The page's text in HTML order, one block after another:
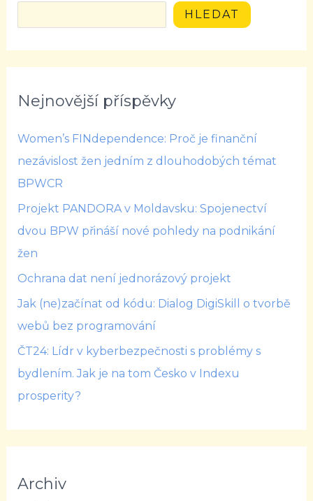
HLEDAT
Nejnovější příspěvky
Women’s FINdependence: Proč je finanční
nezávislost žen jedním z dlouhodobých témat
BPWCR
Projekt PANDORA v Moldavsku: Spojenectví
dvou BPW přináší nové pohledy na podnikání
žen
Ochrana dat není jednorázový projekt
Jak (ne)začínat od kódu: Dialog DigiSkill o tvorbě
webů bez programování
ČT24: Lídr v kyberbezpečnosti s problémy s
bydlením. Jak je na tom Česko v Indexu
prosperity?
Archiv